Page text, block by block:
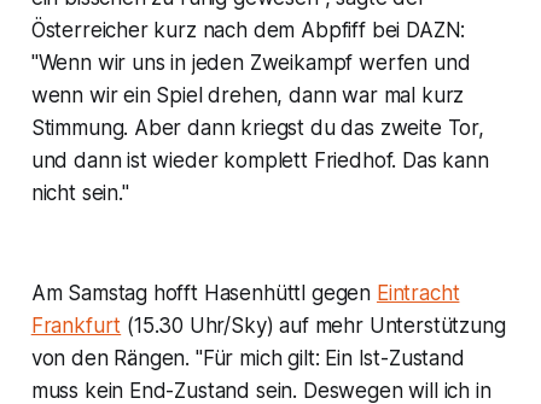
Österreicher kurz nach dem Abpfiff bei DAZN:
"Wenn wir uns in jeden Zweikampf werfen und
wenn wir ein Spiel drehen, dann war mal kurz
Stimmung. Aber dann kriegst du das zweite Tor,
und dann ist wieder komplett Friedhof. Das kann
nicht sein."
Am Samstag hofft Hasenhüttl gegen Eintracht
Frankfurt (15.30 Uhr/Sky) auf mehr Unterstützung
von den Rängen. "Für mich gilt: Ein Ist-Zustand
muss kein End-Zustand sein. Deswegen will ich in